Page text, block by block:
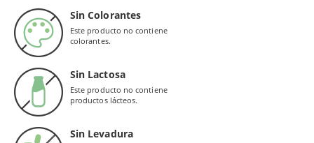
Sin Colorantes
Este producto no contiene
colorantes.
Sin Lactosa
Este producto no contiene
productos lácteos.
Sin Levadura